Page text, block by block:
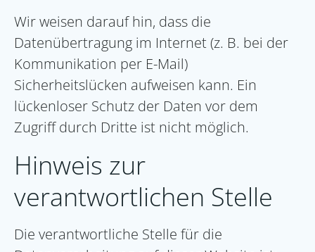
Wir weisen darauf hin, dass die
Datenübertragung im Internet (z. B. bei der
Kommunikation per E-Mail)
Sicherheitslücken aufweisen kann. Ein
lückenloser Schutz der Daten vor dem
Zugriff durch Dritte ist nicht möglich.
Hinweis zur
verantwortlichen Stelle
Die verantwortliche Stelle für die